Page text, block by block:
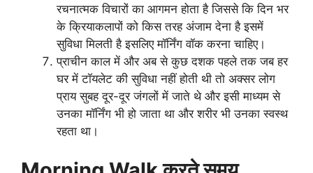
रचनात्मक विचारों का आगमन होता है जिससे कि दिन भर
के क्रियाकलापों को किस तरह अंजाम देना है इसमें
सुविधा मिलती है इसलिए मॉर्निंग वॉक करना चाहिए।
प्राचीन काल में और अब से कुछ दशक पहले तक जब हर
घर में टॉयलेट की सुविधा नहीं होती थी तो अक्सर लोग
प्राय सुबह दूर-दूर जंगलों में जाते थे और इसी माध्यम से
उनका मॉर्निंग भी हो जाता था और शरीर भी उनका स्वस्थ
रहता था।